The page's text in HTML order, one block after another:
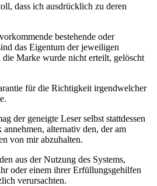
dass ich ausdrücklich zu deren
bestehende oder
das Eigentum der jeweiligen
die Marke wurde nicht erteilt, gelöscht
für die Richtigkeit irgendwelcher
der geneigte Leser selbst stattdessen
alternativ den, der am
von mir abzuhalten.
aus der Nutzung des Systems,
oder einem ihrer Erfüllungsgehilfen
verursachten.